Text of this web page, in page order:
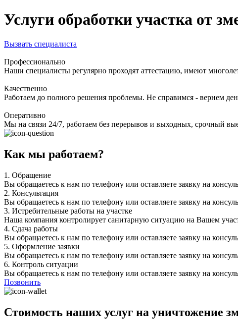
Услуги обработки участка от
Вызвать специалиста
Профессионально
Наши специалисты регулярно проходят аттестацию, имеют
Качественно
Работаем до полного решения проблемы. Не справимся - вернем
Оперативно
Мы на связи 24/7, работаем без перерывов и выходных, срочный
Как мы работаем?
1. Обращение
Вы обращаетесь к нам по телефону или оставляете заявку на
2. Консультация
Вы обращаетесь к нам по телефону или оставляете заявку на
3. Истребительные работы на участке
Наша компания контролирует санитарную ситуацию на Вашем
4. Сдача работы
Вы обращаетесь к нам по телефону или оставляете заявку на
5. Оформление заявки
Вы обращаетесь к нам по телефону или оставляете заявку на
6. Контроль ситуации
Вы обращаетесь к нам по телефону или оставляете заявку на
Позвонить
Стоимость наших услуг на уничтожение